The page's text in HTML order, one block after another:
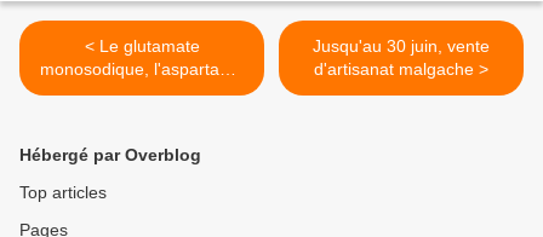
< Le glutamate
monosodique, l'aspartame
et autres additifs
Jusqu'au 30 juin, vente
d'artisanat malgache >
Hébergé par Overblog
Top articles
Pages